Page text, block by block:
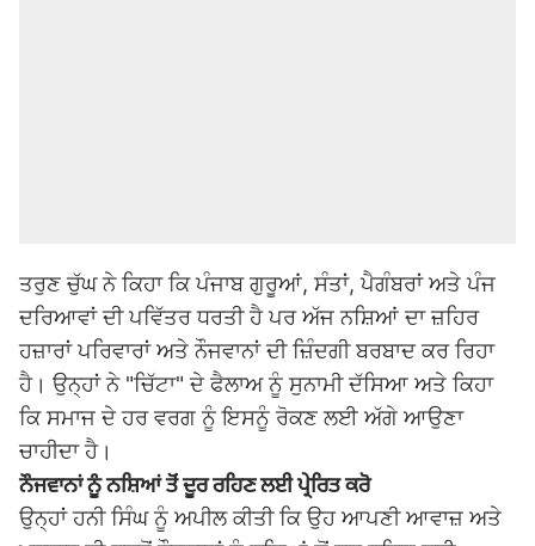
ਤਰੁਣ ਚੁੱਘ ਨੇ ਕਿਹਾ ਕਿ ਪੰਜਾਬ ਗੁਰੂਆਂ, ਸੰਤਾਂ, ਪੈਗੰਬਰਾਂ ਅਤੇ ਪੰਜ
ਦਰਿਆਵਾਂ ਦੀ ਪਵਿੱਤਰ ਧਰਤੀ ਹੈ ਪਰ ਅੱਜ ਨਸ਼ਿਆਂ ਦਾ ਜ਼ਹਿਰ
ਹਜ਼ਾਰਾਂ ਪਰਿਵਾਰਾਂ ਅਤੇ ਨੌਜਵਾਨਾਂ ਦੀ ਜ਼ਿੰਦਗੀ ਬਰਬਾਦ ਕਰ ਰਿਹਾ
ਹੈ। ਉਨ੍ਹਾਂ ਨੇ "ਚਿੱਟਾ" ਦੇ ਫੈਲਾਅ ਨੂੰ ਸੁਨਾਮੀ ਦੱਸਿਆ ਅਤੇ ਕਿਹਾ
ਕਿ ਸਮਾਜ ਦੇ ਹਰ ਵਰਗ ਨੂੰ ਇਸਨੂੰ ਰੋਕਣ ਲਈ ਅੱਗੇ ਆਉਣਾ
ਚਾਹੀਦਾ ਹੈ।
ਨੌਜਵਾਨਾਂ ਨੂੰ ਨਸ਼ਿਆਂ ਤੋਂ ਦੂਰ ਰਹਿਣ ਲਈ ਪ੍ਰੇਰਿਤ ਕਰੋ
ਉਨ੍ਹਾਂ ਹਨੀ ਸਿੰਘ ਨੂੰ ਅਪੀਲ ਕੀਤੀ ਕਿ ਉਹ ਆਪਣੀ ਆਵਾਜ਼ ਅਤੇ